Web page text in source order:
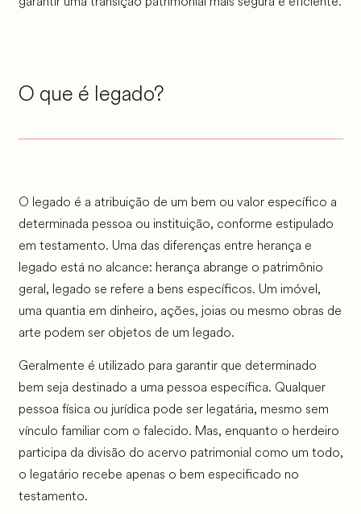
O que é legado?
O legado é a atribuição de um bem ou valor específico a
determinada pessoa ou instituição, conforme estipulado
em testamento. Uma das diferenças entre herança e
legado está no alcance: herança abrange o patrimônio
geral, legado se refere a bens específicos. Um imóvel,
uma quantia em dinheiro, ações, joias ou mesmo obras de
arte podem ser objetos de um legado.
Geralmente é utilizado para garantir que determinado
bem seja destinado a uma pessoa específica. Qualquer
pessoa física ou jurídica pode ser legatária, mesmo sem
vínculo familiar com o falecido. Mas, enquanto o herdeiro
participa da divisão do acervo patrimonial como um todo,
o legatário recebe apenas o bem especificado no
testamento.